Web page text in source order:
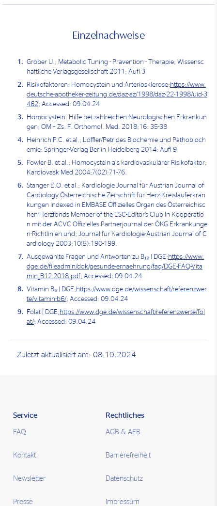
Einzelnachweise
Gröber U.; Metabolic Tuning - Prävention - Therapie; Wissensc
haftliche Verlagsgesellschaft 2011; Aufl 3
Risikofaktoren: Homocystein und Arteriosklerose;https://www.
deutsche-apotheker-zeitung.de/daz-az/1998/daz-22-1998/uid-3
462; Accessed: 09.04.24
Homocystein: Hilfe bei zahlreichen Neurologischen Erkrankun
gen; OM – Zs. F. Orthomol. Med. 2018;16: 35-38
Heinrich P.C. et al.; Löffler/Petrides Biochemie und Pathobioch
emie; Springer-Verlag Berlin Heidelberg 2014; Aufl 9
Fowler B. et al.; Homocystein als kardiovaskulärer Risikofaktor;
Kardiovask Med 2004;7(02):71-76.
Stanger E.O. et al.; Kardiologie Journal für Austrian Journal of
Cardiology Österreichische Zeitschrift für Herz-Kreislauferkran
kungen Indexed in EMBASE Offizielles Organ des Österreichisc
hen Herzfonds Member of the ESC-Editor’s Club In Kooperatio
n mit der ACVC Offizielles Partnerjournal der ÖKG Erkrankunge
n-Richtlinien und; Journal für Kardiologie-Austrian Journal of C
ardiology 2003;10(5):190-199.
Ausgewählte Fragen und Antworten zu B₁₂ | DGE;https://www.
dge.de/fileadmin/dok/gesunde-ernaehrung/faq/DGE-FAQ-Vita
min_B12-2018.pdf; Accessed: 09.04.24
Vitamin B₆ | DGE;https://www.dge.de/wissenschaft/referenzwer
te/vitamin-b6/; Accessed: 09.04.24
Folat | DGE;https://www.dge.de/wissenschaft/referenzwerte/fol
at/; Accessed: 09.04.24
Zuletzt aktualisiert am: 08.10.2024
Service
FAQ
Kontakt
Newsletter
Presse
Rechtliches
AGB & AEB
Barrierefreiheit
Datenschutz
Impressum